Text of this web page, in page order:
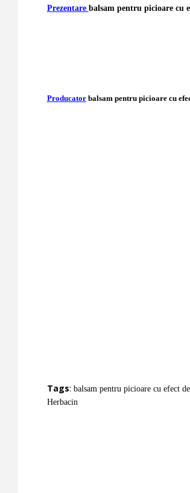
Prezentare balsam pentru picioare cu
Producator balsam pentru picioare cu
Tags: balsam pentru picioare cu efect
Herbacin